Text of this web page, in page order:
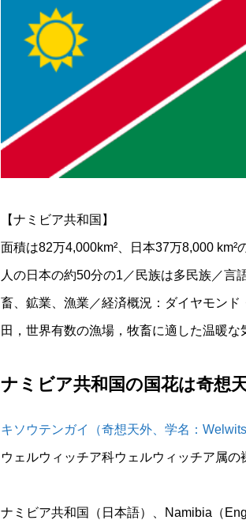
【ナミビア共和国】
面積は82万4,000km²、日本37万8,000
人の日本の約50分の1／民族は多民族／言
畜、鉱業、漁業／経済概況：ダイヤモン
田，世界有数の漁場，牧畜に適した温暖
ナミビア共和国の国花は奇想
キソウテンガイ（奇想天外、学名：
ウェルウィッチア科ウェルウィッチア属
ナミビア共和国（日本語）、Namibia（